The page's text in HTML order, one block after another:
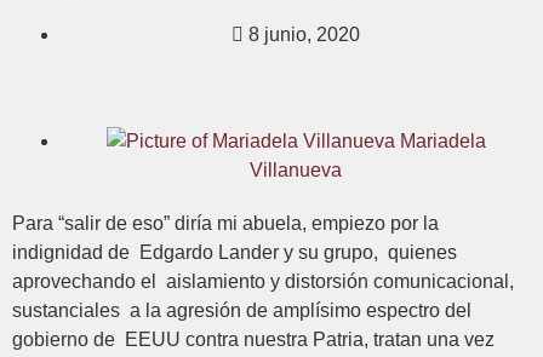
8 junio, 2020
Mariadela
Villanueva
Para “salir de eso” diría mi abuela, empiezo por la
indignidad de Edgardo Lander y su grupo, quienes
aprovechando el aislamiento y distorsión comunicacional,
sustanciales a la agresión de amplísimo espectro del
gobierno de EEUU contra nuestra Patria, tratan una vez